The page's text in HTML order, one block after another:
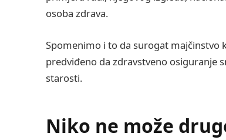
osoba zdrava.
Spomenimo i to da surogat majčinstvo
predviđeno da zdravstveno osiguranje
starosti.
Niko ne može